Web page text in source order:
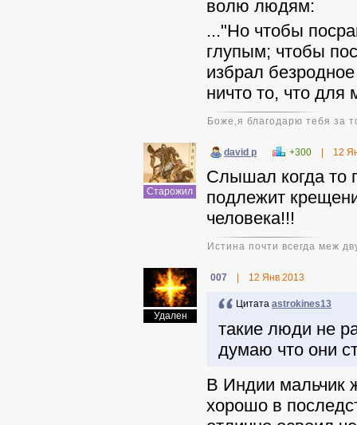
волю людям:
..."Но чтобы
глупым; чтобы
избрал
ничто то, что для
Боже,я благодарю тебя за
Старожил
david p +300 12
Слышал когда то
подлежит
человека!!!
Истина почти всегда меж
Удален
007 12 Янв 2013
Цитата astrokines13
такие люди не
думаю что они
В Индии мальчик
хорошо в